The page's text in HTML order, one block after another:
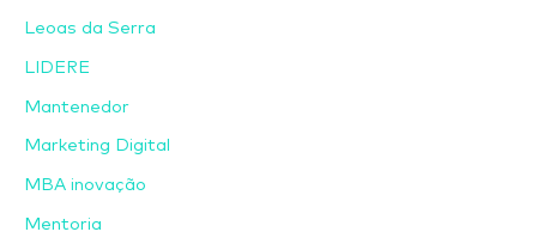
Leoas da Serra
LIDERE
Mantenedor
Marketing Digital
MBA inovação
Mentoria